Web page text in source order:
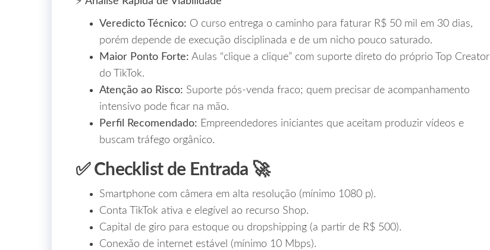
Veredicto Técnico: O curso entrega o caminho para faturar R$ 50 mil em 30 dias,
porém depende de execução disciplinada e de um nicho pouco saturado.
Maior Ponto Forte: Aulas “clique a clique” com suporte direto do próprio Top Creator
do TikTok.
Atenção ao Risco: Suporte pós‑venda fraco; quem precisar de acompanhamento
intensivo pode ficar na mão.
Perfil Recomendado: Empreendedores iniciantes que aceitam produzir vídeos e
buscam tráfego orgânico.
✅ Checklist de Entrada 🚀
Smartphone com câmera em alta resolução (mínimo 1080 p).
Conta TikTok ativa e elegível ao recurso Shop.
Capital de giro para estoque ou dropshipping (a partir de R$ 500).
Conexão de internet estável (mínimo 10 Mbps).